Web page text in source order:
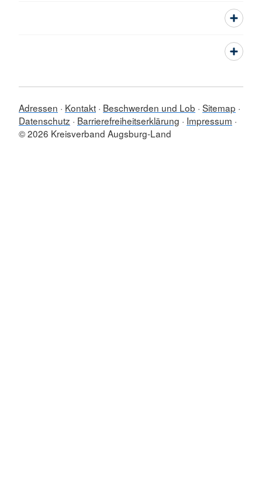
Adressen Kontakt Beschwerden und Lob Sitemap
Datenschutz
Barrierefreiheitserklärung
Impressum
© 2026 Kreisverband Augsburg-Land